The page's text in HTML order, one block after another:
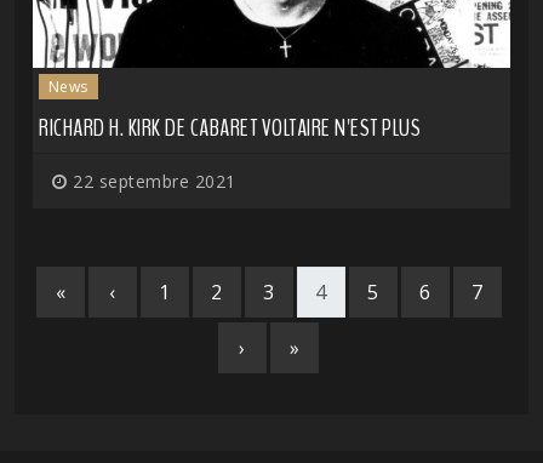
News
RICHARD H. KIRK DE CABARET VOLTAIRE N'EST PLUS
22 septembre 2021
« ‹ 1 2 3 4 5 6 7
› »